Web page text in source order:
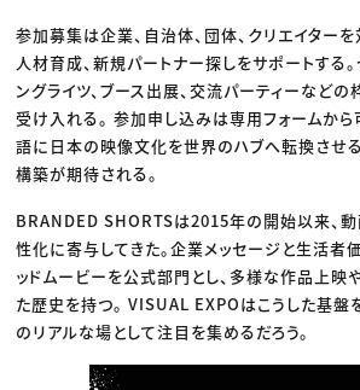
参加募集は企業、自治体、団体、クリエイター
人材育成、新規パートナー探しをサポートする
ングライツ、ブース出展、交流パーティーなど
受け入れる。 参加申し込みは専用フォームか
語に日本の映像文化を世界のハブへ転換させ
構築が期待される。
BRANDED SHORTSは2015年の開始以来、動
性化に寄与してきた。企業メッセージと生活者
ッドムービーを公式部門とし、多様な作品上映
た歴史を持つ。 VISUAL EXPOはこうした基盤
のリアルな場として注目を集めるだろう。